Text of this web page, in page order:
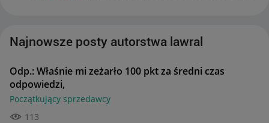
Najnowsze posty autorstwa lawral
Odp.: Właśnie mi zeżarło 100 pkt za średni czas
odpowiedzi,
Początkujący sprzedawcy
113